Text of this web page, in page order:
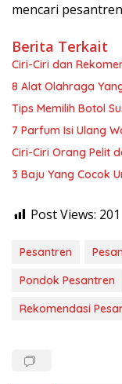
mencari
Berita Terkait
Ciri-Ciri dan
8 Alat Olahraga
Tips Memilih Botol
7 Parfum Isi Ulang
Ciri-Ciri Orang Pelit
3 Baju Yang Cocok
Post Views: 201
Pesantren
Pondok Pesantren
Rekomendasi